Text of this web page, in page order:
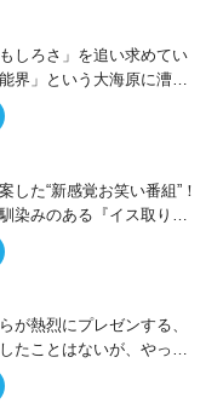
しろさ」を追い求めてい
界」という大海原に漕ぎ
シロ人間を発掘する！
した“新感覚お笑い番組”！
染みのある『イス取りゲ
大喜利・ギャグ・モノボ
お題で芸人がショートネ
が熱烈にプレゼンする、
たことはないが、やって
ズ」という“机上の空
ラダを張って挑む！